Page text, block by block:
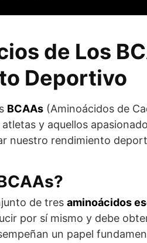
de Los
Deportivo
BCAAs (Aminoácidos de
y aquellos
nuestro rendimiento
de tres aminoácidos
por sí mismo y debe
un papel